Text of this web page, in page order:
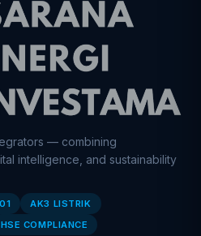
— combining
intelligence, and sustainability
AK3 LISTRIK
HSE COMPLIANCE